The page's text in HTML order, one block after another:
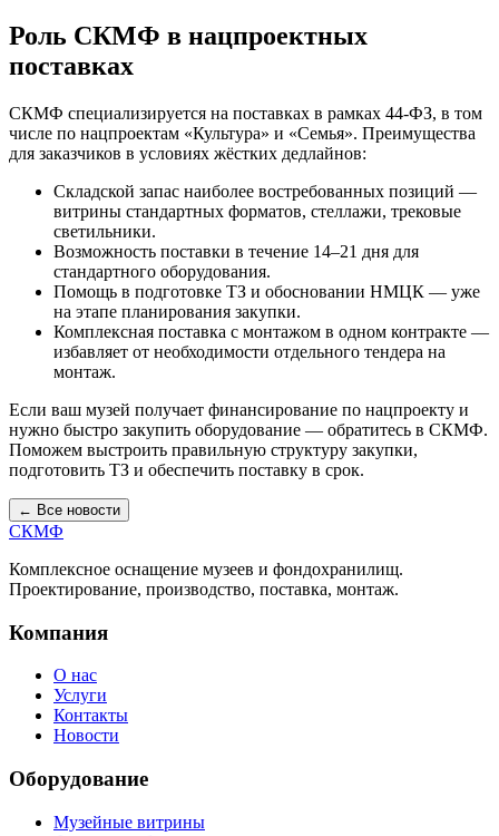
Роль СКМФ в нацпроектных
поставках
СКМФ специализируется на поставках в рамках 44-ФЗ, в том
числе по нацпроектам «Культура» и «Семья». Преимущества
для заказчиков в условиях жёстких дедлайнов:
Складской запас наиболее востребованных позиций —
витрины стандартных форматов, стеллажи, трековые
светильники.
Возможность поставки в течение 14–21 дня для
стандартного оборудования.
Помощь в подготовке ТЗ и обосновании НМЦК — уже
на этапе планирования закупки.
Комплексная поставка с монтажом в одном контракте —
избавляет от необходимости отдельного тендера на
монтаж.
Если ваш музей получает финансирование по нацпроекту и
нужно быстро закупить оборудование — обратитесь в СКМФ.
Поможем выстроить правильную структуру закупки,
подготовить ТЗ и обеспечить поставку в срок.
← Все новости
СКМФ
Комплексное оснащение музеев и фондохранилищ.
Проектирование, производство, поставка, монтаж.
Компания
О нас
Услуги
Контакты
Новости
Оборудование
Музейные витрины